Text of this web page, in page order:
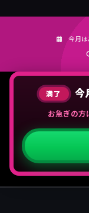
今月は
満了 今
お急ぎの方